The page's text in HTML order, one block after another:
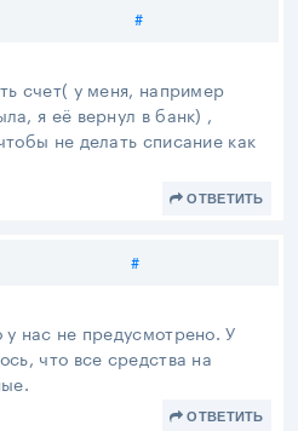
#Поделиться
счет( у меня, например
я её вернул в банк) ,
не делать списание как
ОТВЕТИТЬ
#Поделиться
нас не предусмотрено. У
что все средства на
ОТВЕТИТЬ